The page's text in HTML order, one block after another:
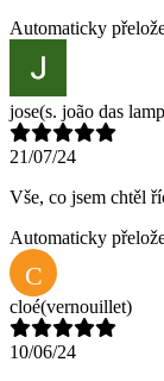
Automaticky
jose(s. joão das
21/07/24
Vše, co jsem chtěl
Automaticky
C
cloé(vernouillet)
10/06/24